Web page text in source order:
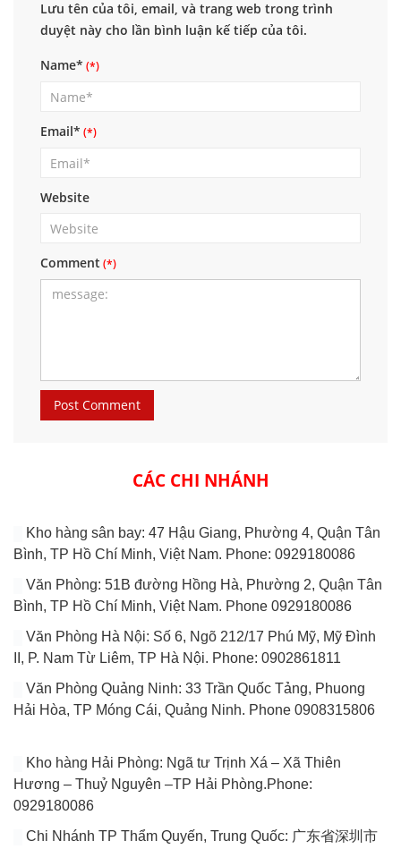
Lưu tên của tôi, email, và trang web trong trình
duyệt này cho lần bình luận kế tiếp của tôi.
Name*
Email*
Website
Comment
CÁC CHI NHÁNH
Kho hàng sân bay: 47 Hậu Giang, Phường 4, Quận Tân
Bình, TP Hồ Chí Minh, Việt Nam. Phone: 0929180086
Văn Phòng: 51B đường Hồng Hà, Phường 2, Quận Tân
Bình, TP Hồ Chí Minh, Việt Nam. Phone 0929180086
Văn Phòng Hà Nội: Số 6, Ngõ 212/17 Phú Mỹ, Mỹ Đình
II, P. Nam Từ Liêm, TP Hà Nội. Phone: 0902861811
Văn Phòng Quảng Ninh: 33 Trần Quốc Tảng, Phuong
Hải Hòa, TP Móng Cái, Quảng Ninh. Phone 0908315806
Kho hàng Hải Phòng: Ngã tư Trịnh Xá – Xã Thiên
Hương – Thuỷ Nguyên –TP Hải Phòng.Phone:
0929180086
Chi Nhánh TP Thẩm Quyến, Trung Quốc: 广东省深圳市